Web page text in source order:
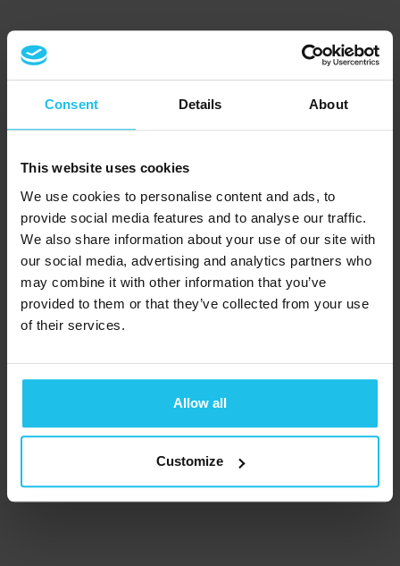
Consent Details About
This website uses cookies
We use cookies to personalise content and ads, to
provide social media features and to analyse our traffic.
We also share information about your use of our site with
our social media, advertising and analytics partners who
may combine it with other information that you’ve
provided to them or that they’ve collected from your use
of their services.
Allow all
Customize